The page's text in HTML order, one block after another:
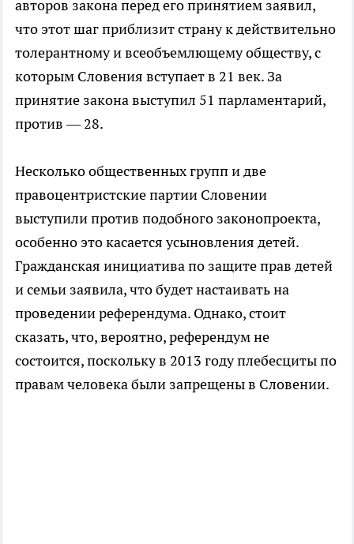
авторов закона перед его принятием заявил,
что этот шаг приблизит страну к действительно
толерантному и всеобъемлющему обществу, с
которым Словения вступает в 21 век. За
принятие закона выступил 51 парламентарий,
против — 28.
Несколько общественных групп и две
правоцентристские партии Словении
выступили против подобного законопроекта,
особенно это касается усыновления детей.
Гражданская инициатива по защите прав детей
и семьи заявила, что будет настаивать на
проведении референдума. Однако, стоит
сказать, что, вероятно, референдум не
состоится, поскольку в 2013 году плебесциты по
правам человека были запрещены в Словении.